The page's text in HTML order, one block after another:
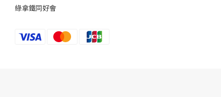
綠拿鐵同好會